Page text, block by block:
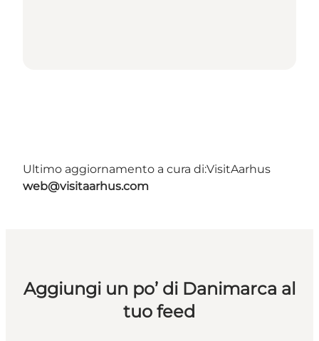
Ultimo aggiornamento a cura di:VisitAarhus
web@visitaarhus.com
Aggiungi un po’ di Danimarca al
tuo feed